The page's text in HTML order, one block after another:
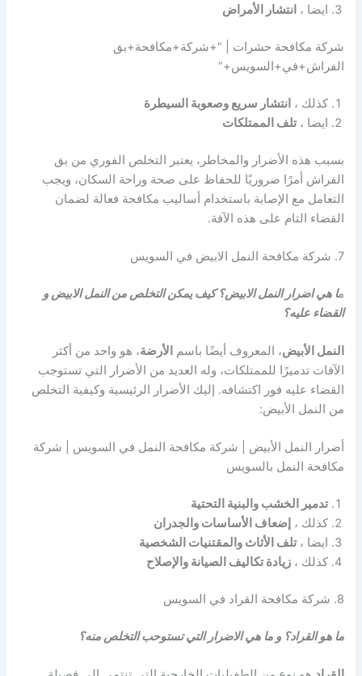
ايضا ، انتشار الأمراض
شركة مكافحة حشرات | “+شركة+مكافحة+بق
الفراش+في+السويس+”
كذلك ، انتشار سريع وصعوبة السيطرة
ايضا ،تلف الممتلكات
بسبب هذه الأضرار والمخاطر، يعتبر التخلص الفوري من بق
الفراش أمرًا ضروريًا للحفاظ على صحة وراحة السكان، ويجب
التعامل مع الإصابة باستخدام أساليب مكافحة فعالة لضمان
القضاء التام على هذه الآفة.
7. شركة مكافحة النمل الابيض في السويس
ما هي اضرار النمل الابيض؟ كيف يمكن التخلص من النمل الابيض و
القضاء عليه؟
النمل الأبيض، المعروف أيضًا باسم الأرضة، هو واحد من أكثر
الآفات تدميرًا للممتلكات، وله العديد من الأضرار التي تستوجب
القضاء عليه فور اكتشافه. إليك الأضرار الرئيسية وكيفية التخلص
من النمل الأبيض:
أضرار النمل الأبيض | شركة مكافحة النمل في السويس | شركة
مكافحة النمل بالسويس
تدمير الخشب والبنية التحتية
كذلك ،إضعاف الأساسات والجدران
ايضا ،تلف الأثاث والمقتنيات الشخصية
كذلك ،زيادة تكاليف الصيانة والإصلاح
8. شركة مكافحة القراد في السويس
ما هو القراد؟ و ما هي الاضرار التي تستوحب التخلص منه؟